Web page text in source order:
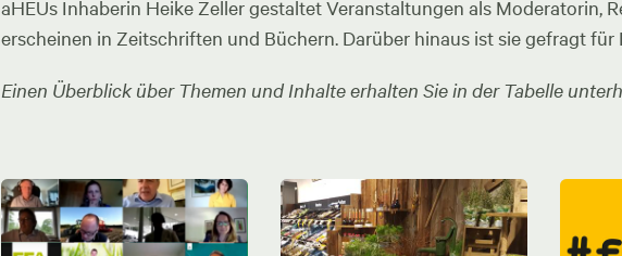
aHEUs Inhaberin Heike Zeller gestaltet Veranstaltungen als Moderatorin,
erscheinen in Zeitschriften und Büchern. Darüber hinaus ist sie gefragt
Einen Überblick über Themen und Inhalte erhalten Sie in der Tabelle